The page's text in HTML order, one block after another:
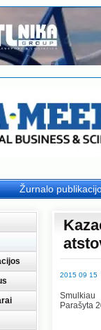
2015 09 15
Smulkiau
Parašyta
Žurnalo